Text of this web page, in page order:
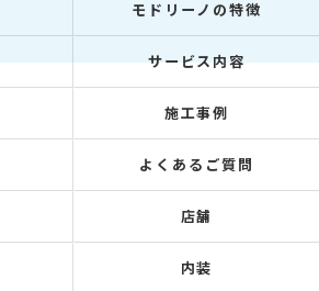
モドリーノの特徴
サービス内容
施工事例
よくあるご質問
店舗
内装